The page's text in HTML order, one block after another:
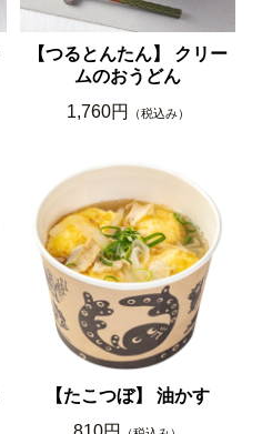
【つるとんたん】 クリー
ムのおうどん
1,760円
（税込み）
【たこつぼ】 油かす